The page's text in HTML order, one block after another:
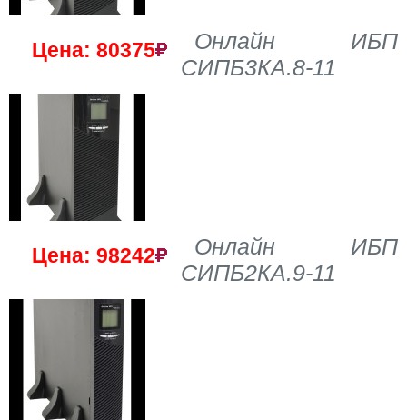
Цена: 80375
Онлайн ИБП
СИПБ3КА.8-11
Цена: 98242
Онлайн ИБП
СИПБ2КА.9-11